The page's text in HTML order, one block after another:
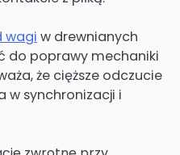
wagi w drewnianych
do poprawy mechaniki
że cięższe odczucie
w synchronizacji i